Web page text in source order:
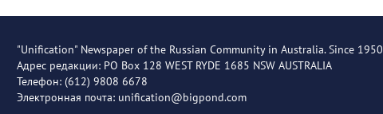
"Unification" Newspaper of the Russian Community in Australia. Since 1950
Адрес редакции: PO Box 128 WEST RYDE 1685 NSW AUSTRALIA
Телефон: (612) 9808 6678
Электронная почта: unification@bigpond.com